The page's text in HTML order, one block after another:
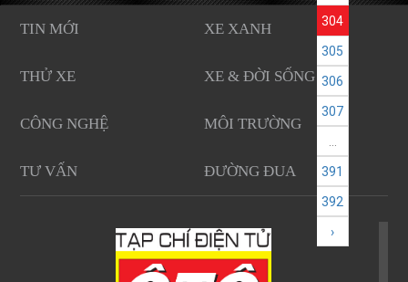
304
305
306
307
391
392
›
TIN MỚI XE XANH
THỬ XE XE & ĐỜI SỐNG
CÔNG NGHỆ MÔI TRƯỜNG
TƯ VẤN ĐƯỜNG ĐUA